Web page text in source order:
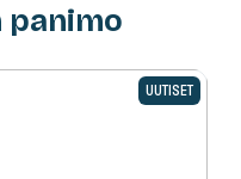
panimo
UUTISET